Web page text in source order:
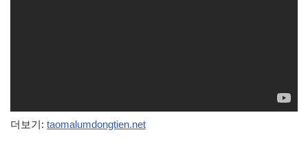
더보기: taomalumdongtien.net